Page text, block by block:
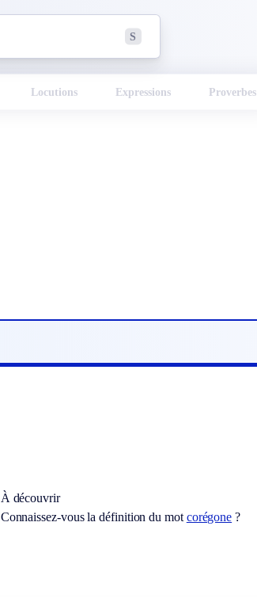
S
Locutions Expressions Proverbes
À découvrir
Connaissez-vous la définition du mot corégone ?